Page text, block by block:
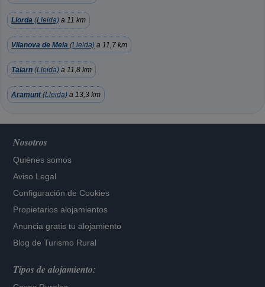
Llorda (Lleida) a 11 km
Vilanova de Meia (Lleida) a 11,7 km
Talarn (Lleida) a 11,8 km
Aramunt(Lleida) a 13,3 km
Nosotros
Quiénes somos
Aviso Legal
Configuración de Cookies
Propietarios alojamientos
Anuncia gratis tu alojamiento
Blog de Turismo Rural
Tipos de alojamiento: